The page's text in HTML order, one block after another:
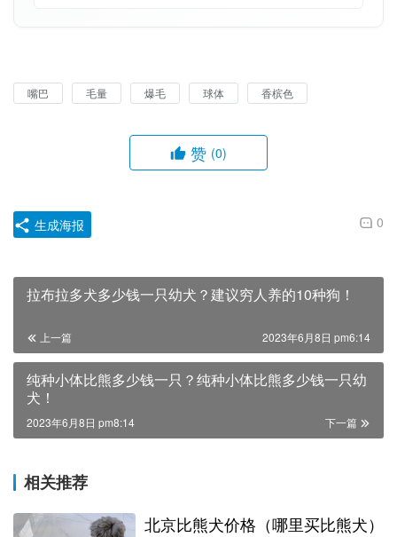
嘴巴 毛量 爆毛 球体 香槟色
赞 (0)
0
生成海报
拉布拉多犬多少钱一只幼犬？建议穷人养的10种狗！
上一篇 2023年6月8日 pm6:14
纯种小体比熊多少钱一只？纯种小体比熊多少钱一只幼
犬！
下一篇
2023年6月8日 pm8:14
相关推荐
北京比熊犬价格（哪里买比熊犬）